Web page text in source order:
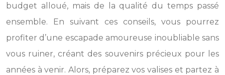
budget alloué, mais de la qualité du temps passé
ensemble. En suivant ces conseils, vous pourrez
profiter d’une escapade amoureuse inoubliable sans
vous ruiner, créant des souvenirs précieux pour les
années à venir. Alors, préparez vos valises et partez à